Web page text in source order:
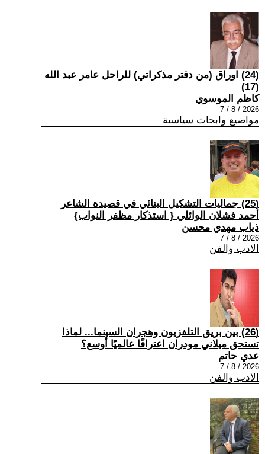
(24) اوراق (من دفتر مذكراتي) للراحل عامر عبد الله
(17)
كاظم الموسوي
2026 / 8 / 7
مواضيع وابحاث سياسية
(25) جماليات التشكيل البنائي في قصيدة الشاعر
أحمد فشلان الوائلي { استذكار مظفر النواب}
ذياب مهدي محسن
2026 / 8 / 7
الادب والفن
(26) بين بريق التلفزيون وهجران السينما... لماذا
تستحق ميلاني مودران اعترافًا عالميًا أوسع؟
عدي حاتم
2026 / 8 / 7
الادب والفن